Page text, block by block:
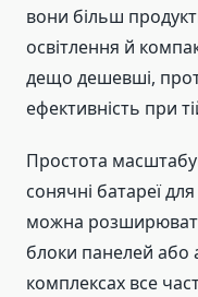
вони більш
освітлення й
дещо дешевші,
ефективність при
Простота
сонячні батареї
можна
блоки панелей або
комплексах все